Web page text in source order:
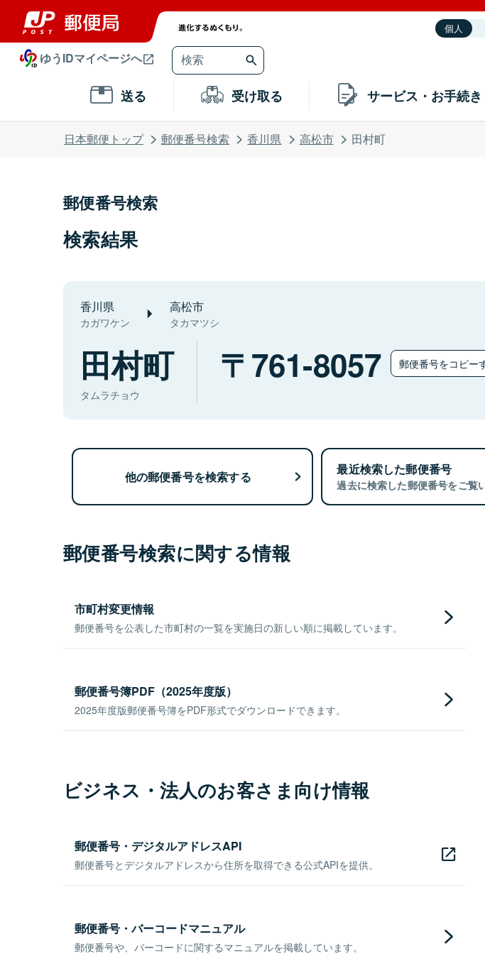
個人
ゆうIDマイページへ
送る 受け取る サービス・お手続き
日本郵便トップ 郵便番号検索 香川県 高松市 田村町
郵便番号検索
検索結果
香川県
カガワケン
高松市
タカマツシ
田村町
タムラチョウ
761-8057 郵便番号をコピー
他の郵便番号を検索する 最近検索した郵便番号
過去に検索した郵便番号をご覧
郵便番号検索に関する情報
市町村変更情報
郵便番号を公表した市町村の一覧を実施日の新しい順に掲載しています。
郵便番号簿PDF（2025年度版）
2025年度版郵便番号簿をPDF形式でダウンロードできます。
ビジネス・法人のお客さま向け情報
郵便番号・デジタルアドレスAPI
郵便番号とデジタルアドレスから住所を取得できる公式APIを提供。
郵便番号・バーコードマニュアル
郵便番号や、バーコードに関するマニュアルを掲載しています。